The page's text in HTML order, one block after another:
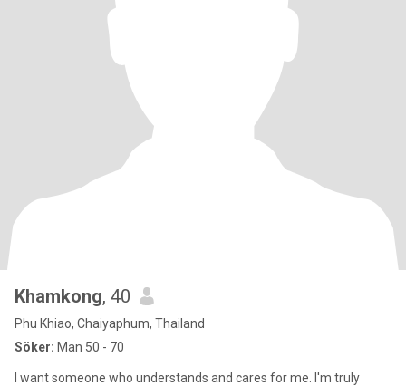
Khamkong, 40
Phu Khiao, Chaiyaphum, Thailand
Söker: Man 50 - 70
I want someone who understands and cares for me. I'm truly